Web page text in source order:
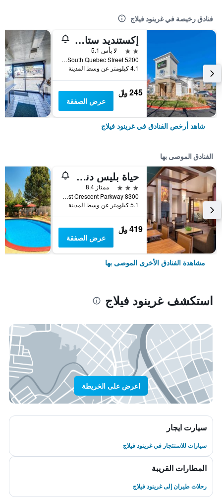
فنادق رخيصة في غرينود فيلاج
إكستنديد ستاي أمريكا سيلكت سويتس مركز دنفر للتكنولوجيا
2 نجمتين
لا بأس 5.1
5200 South Quebec Street, غرينود فيلاج, CO, الولايات المتحدة الأميريكية
4.1 كيلومتر عن وسط المدينة
245 ﷼
عرض الصفقة
شاهد أرخص الفنادق في غرينود فيلاج
الفنادق الموصى بها
حياة بليس دنفر تيك سنتر
3 نجوم
ممتاز 8.4
8300 East Crescent Parkway, غرينود فيلاج, CO, الولايات المتحدة الأميريكية
5.1 كيلومتر عن وسط المدينة
419 ﷼
عرض الصفقة
مشاهدة الفنادق الأخرى الموصى بها
استكشف غرينود فيلاج
اعرض على الخريطة
سيارت ايجار
سيارات للاستئجار في غرينود فيلاج
المطارات القريبة
رحلات طيران إلى غرينود فيلاج